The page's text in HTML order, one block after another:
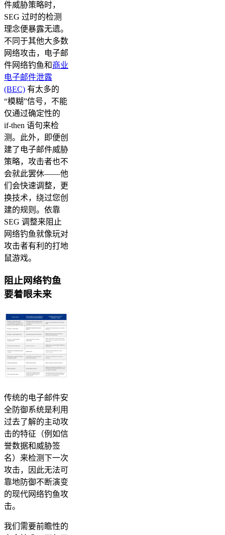
件威胁策略时，
SEG 过时的检测
理念便暴露无遗。
不同于其他大多数
网络攻击，电子邮
件网络钓鱼和商业
电子邮件泄露
(BEC) 有太多的
“模糊”信号，不能
仅通过确定性的
if-then 语句来检
测。此外，即便创
建了电子邮件威胁
策略，攻击者也不
会就此罢休——他
们会快速调整，更
换技术，绕过您创
建的规则。依靠
SEG 调整来阻止
网络钓鱼就像玩对
攻击者有利的打地
鼠游戏。
阻止网络钓鱼
要着眼未来
传统的电子邮件安
全防御系统是利用
过去了解的主动攻
击的特征（例如信
誉数据和威胁签
名）来检测下一次
攻击，因此无法可
靠地防御不断演变
的现代网络钓鱼攻
击。
我们需要前瞻性的